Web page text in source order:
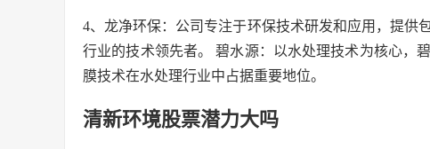
4、龙净环保：公司专注于环保技术研发和应用，提供
行业的技术领先者。 碧水源：以水处理技术为核心，
膜技术在水处理行业中占据重要地位。
清新环境股票潜力大吗